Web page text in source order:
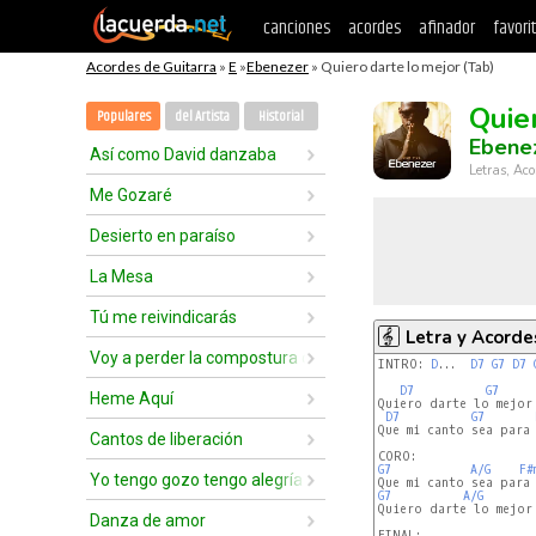
canciones acordes afinador
Acordes de Guitarra » E »Ebenezer » Quiero darte lo mejor (Tab)
Populares del Artista Historial
Así como David danzaba
Me Gozaré
Desierto en paraíso
La Mesa
Tú me reivindicarás
Voy a perder la compostura delante de ti
Heme Aquí
Cantos de liberación
Yo tengo gozo tengo alegría
Danza de amor
Letras,
Letra y
INTRO: D... D7 G7 D7
D7
G7
Quiero darte lo mejor
D7
G7
Que mi canto sea
G7
A/G
G7
A/G
Quiero darte lo mejor